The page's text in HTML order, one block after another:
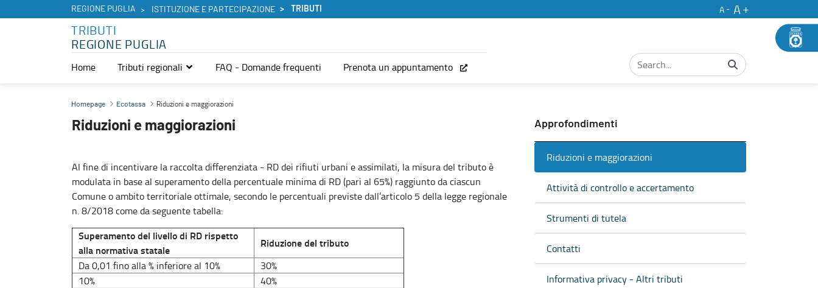
REGIONE PUGLIA ISTITUZIONE E PARTECIPAZIONE TRIBUTI A
A
TRIBUTI
REGIONE PUGLIA
Home Tributi regionali FAQ - Domande frequenti Prenota un appuntamento
Riduzioni e maggiorazioni - Tributi
Homepage Ecotassa Riduzioni e maggiorazioni
Riduzioni e maggiorazioni
Al fine di incentivare la raccolta differenziata - RD dei rifiuti urbani e assimilati, la misura del tributo è
modulata in base al superamento della percentuale minima di RD (pari al 65%) raggiunto da ciascun
Comune o ambito territoriale ottimale, secondo le percentuali previste dall’articolo 5 della legge regionale
n. 8/2018 come da seguente tabella:
Superamento del livello di RD rispetto
alla normativa statale
Riduzione del tributo
Da 0,01 fino alla % inferiore al 10%
30%
10%
40%
Approfondimenti
Riduzioni e maggiorazioni
Attività di controllo e accertamento
Strumenti di tutela
Contatti
Informativa privacy - Altri tributi